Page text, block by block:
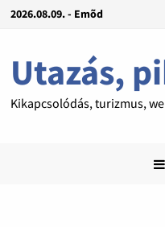
2026.08.09. - Emõd
Utazás,
Kikapcsolódás, turizmus,